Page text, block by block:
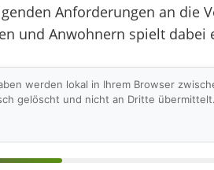
Anforderungen an die
und Anwohnern spielt dabei
werden lokal in Ihrem Browser
gelöscht und nicht an Dritte übermittelt.